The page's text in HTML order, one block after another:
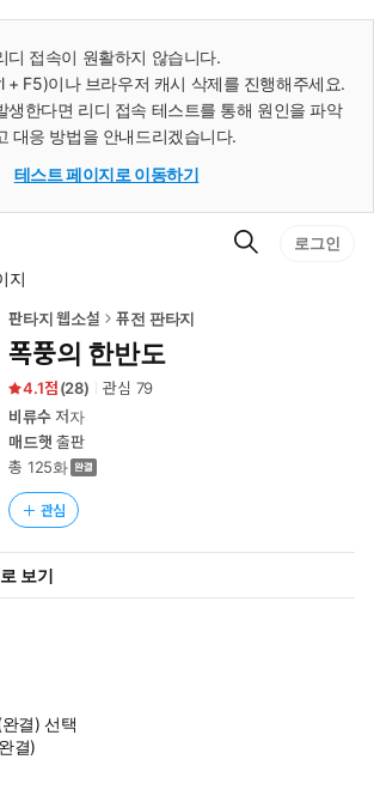
디 접속이 원활하지 않습니다.
+ F5)이나 브라우저 캐시 삭제를 진행해주세요.
생한다면 리디 접속 테스트를 통해 원인을 파악
대응 방법을 안내드리겠습니다.
테스트 페이지로 이동하기
검
로그인
지
판타지 웹소설 퓨전 판타지
폭풍의 한반도
4.1 (28) 관심 79
비류수저자
매드햇 출판
총 125화
관심
보기
결) 선택
결)